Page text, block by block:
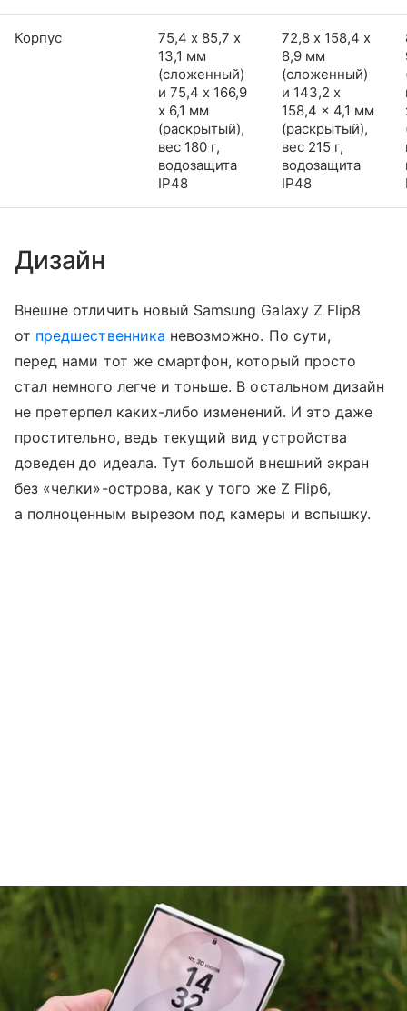
Корпус
75,4 х 85,7 х
13,1 мм
(сложенный)
и 75,4 x 166,9
x 6,1 мм
(раскрытый),
вес 180 г,
водозащита
IP48
72,8 х 158,4 х
8,9 мм
(сложенный)
и 143,2 x
158,4 x 4,1 мм
(раскрытый),
вес 215 г,
водозащита
IP48
Дизайн
Внешне отличить новый Samsung Galaxy Z Flip8
от предшественника невозможно. По сути,
перед нами тот же смартфон, который просто
стал немного легче и тоньше. В остальном дизайн
не претерпел каких-либо изменений. И это даже
простительно, ведь текущий вид устройства
доведен до идеала. Тут большой внешний экран
без «челки»-острова, как у того же Z Flip6,
а полноценным вырезом под камеры и вспышку.